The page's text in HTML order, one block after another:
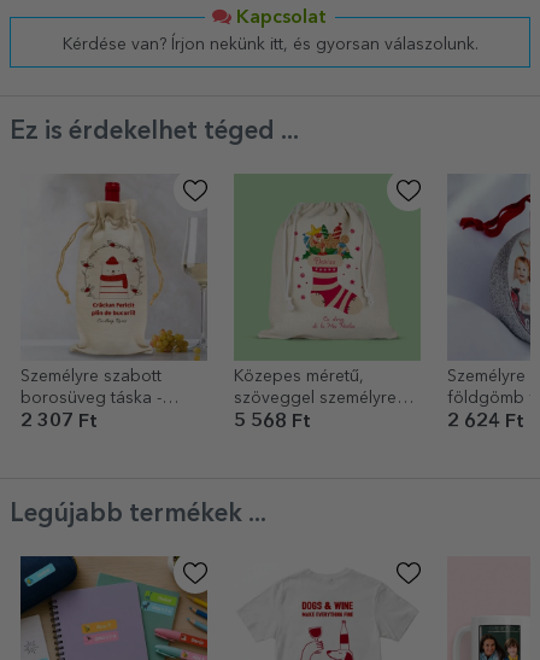
Kapcsolat
Kérdése van? Írjon nekünk itt, és gyorsan válaszolunk.
Ez is érdekelhet téged ...
Személyre szabott
borosüveg táska -
Ünnepi medve mintával
2 307 Ft
Közepes méretű,
szöveggel személyre
szabott ajándékzsák -
5 568 Ft
Személyre
földgömb
szöveggel
2 624 Ft
Legújabb termékek ...